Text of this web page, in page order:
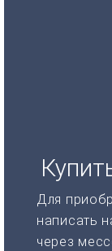
Для
написать
через